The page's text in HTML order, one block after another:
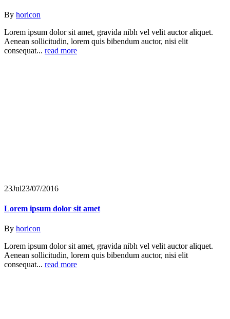
By horicon
Lorem ipsum dolor sit amet, gravida nibh vel velit auctor aliquet.
Aenean sollicitudin, lorem quis bibendum auctor, nisi elit
consequat... read more
23Jul23/07/2016
Lorem ipsum dolor sit amet
By horicon
Lorem ipsum dolor sit amet, gravida nibh vel velit auctor aliquet.
Aenean sollicitudin, lorem quis bibendum auctor, nisi elit
consequat... read more